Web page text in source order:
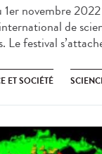
novembre 2022
de
Le festival
ET SOCIÉTÉ